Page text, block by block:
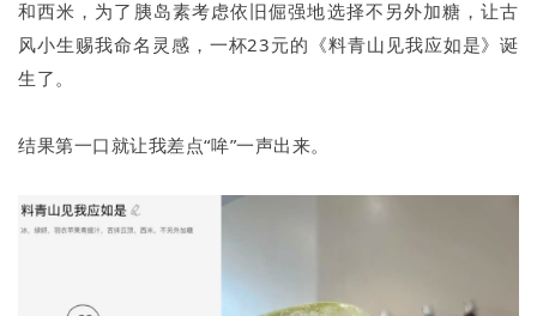
和西米，为了胰岛素考虑依旧倔强地选择不另外加糖，让古
风小生赐我命名灵感，一杯23元的《料青山见我应如是》诞
生了。
结果第一口就让我差点“哞”一声出来。